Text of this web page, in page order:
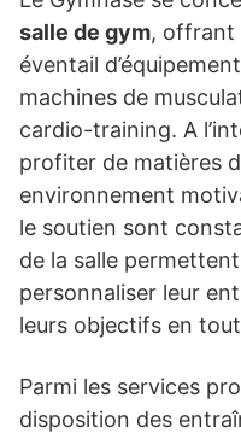
salle de gym, offrant
éventail
machines de
cardio-training. A
profiter de matières
environnement
le soutien sont
de la salle
personnaliser leur
leurs objectifs en
Parmi les services
disposition des